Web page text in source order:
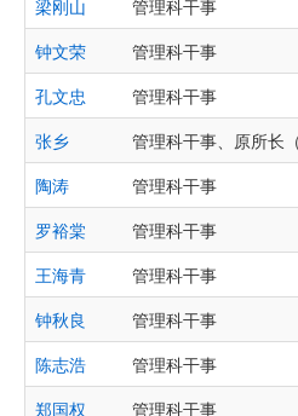
梁刚山
管理科干事
钟文荣
管理科干事
孔文忠
管理科干事
张乡
管理科干事、原所长
陶涛
管理科干事
罗裕棠
管理科干事
王海青
管理科干事
钟秋良
管理科干事
陈志浩
管理科干事
郑国权
管理科干事